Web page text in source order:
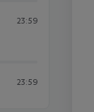
23:59
23:59